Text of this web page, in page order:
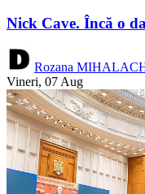
Nick Cave. Încă o
Rozana
Vineri, 07 Aug